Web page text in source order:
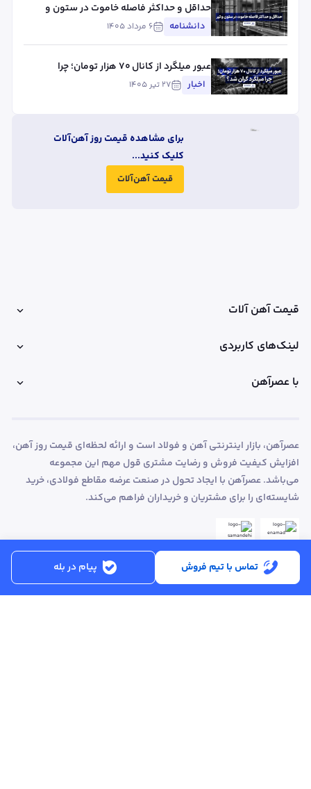
حداقل و حداکثر فاصله خاموت در ستون و
تیر
دانشنامه ۶ مرداد ۱۴۰۵
عبور میلگرد از کانال ۷۰ هزار تومان؛ چرا
میلگرد گران شد؟
اخبار ۲۷ تیر ۱۴۰۵
برای مشاهده قیمت روز آهن‌آلات
کلیک کنید...
قیمت آهن‌آلات
تماس با تیم فروش پیام در بله
قیمت آهن آلات
لینک‌های کاربردی
با عصرآهن
عصرآهن، بازار اینترنتی آهن و فولاد است و ارائه لحظه‌ای قیمت روز آهن،
افزایش کیفیت فروش و رضایت مشتری قول مهم این مجموعه
می‌باشد. عصرآهن با ایجاد تحول در صنعت عرضه مقاطع فولادی، خرید
شایسته‌ای را برای مشتریان و خریداران فراهم می‌کند.
ساعت کاری:شنبه تا پنجشنبه از ساعت 8:30 تا 17:00